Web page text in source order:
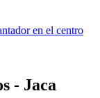
en el centro
- Jaca